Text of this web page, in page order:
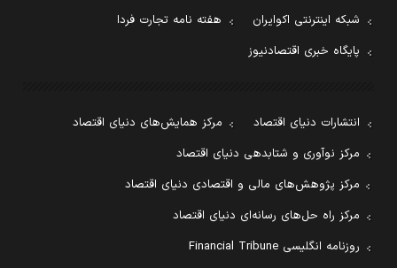
شبکه اینترنتی اکوایران
هفته نامه تجارت فردا
پایگاه خبری اقتصادنیوز
انتشارات دنیای اقتصاد
مرکز همایش‌های دنیای اقتصاد
مرکز نوآوری و شتابدهی دنیای اقتصاد
مرکز پژوهش‌های مالی و اقتصادی دنیای اقتصاد
مرکز راه حل‌های رسانه‌ای دنیای اقتصاد
روزنامه انگلیسی Financial Tribune